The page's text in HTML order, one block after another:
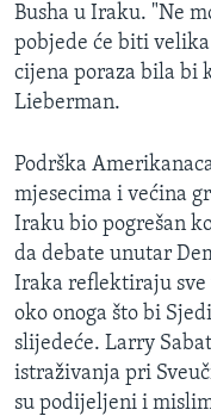
Busha u Iraku. "Ne
pobjede će biti
cijena poraza bila bi
Lieberman.
Podrška
mjesecima i većina
Iraku bio pogrešan
da debate unutar
Iraka reflektiraju sve
oko onoga što bi
slijedeće. Larry
istraživanja pri
su podijeljeni i